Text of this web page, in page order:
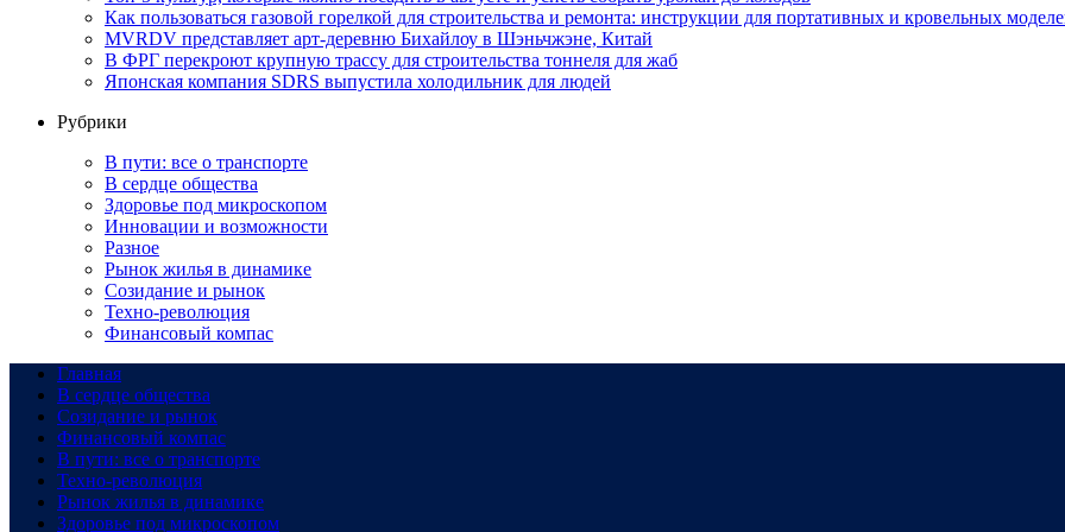
Как пользоваться газовой горелкой для строительства и ремонта: инструкции для портативных и кровельных
MVRDV представляет арт-деревню Бихайлоу в Шэньчжэне, Китай
В ФРГ перекроют крупную трассу для строительства тоннеля для жаб
Японская компания SDRS выпустила холодильник для людей
Рубрики
В пути: все о транспорте
В сердце общества
Здоровье под микроскопом
Инновации и возможности
Разное
Рынок жилья в динамике
Созидание и рынок
Техно-революция
Финансовый компас
Главная
В сердце общества
Созидание и рынок
Финансовый компас
В пути: все о транспорте
Техно-революция
Рынок жилья в динамике
Здоровье под микроскопом